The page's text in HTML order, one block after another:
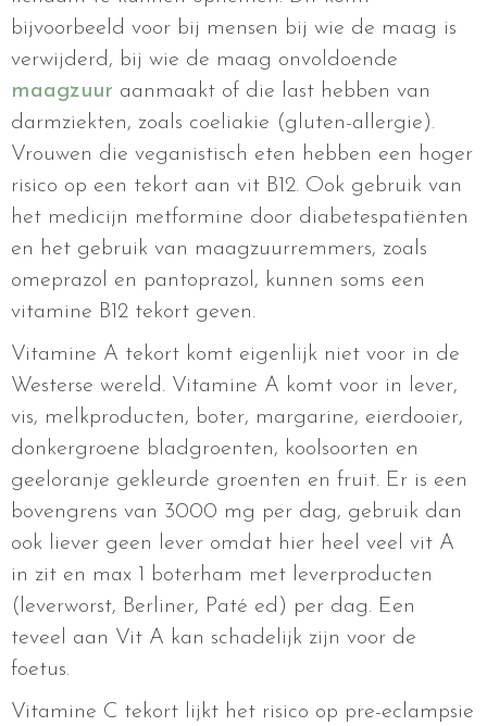
bijvoorbeeld voor bij mensen bij wie de maag is
verwijderd, bij wie de maag onvoldoende
maagzuur aanmaakt of die last hebben van
darmziekten, zoals coeliakie (gluten-allergie).
Vrouwen die veganistisch eten hebben een hoger
risico op een tekort aan vit B12. Ook gebruik van
het medicijn metformine door diabetespatiënten
en het gebruik van maagzuurremmers, zoals
omeprazol en pantoprazol, kunnen soms een
vitamine B12 tekort geven.
Vitamine A tekort komt eigenlijk niet voor in de
Westerse wereld. Vitamine A komt voor in lever,
vis, melkproducten, boter, margarine, eierdooier,
donkergroene bladgroenten, koolsoorten en
geeloranje gekleurde groenten en fruit. Er is een
bovengrens van 3000 mg per dag, gebruik dan
ook liever geen lever omdat hier heel veel vit A
in zit en max 1 boterham met leverproducten
(leverworst, Berliner, Paté ed) per dag. Een
teveel aan Vit A kan schadelijk zijn voor de
foetus.
Vitamine C tekort lijkt het risico op pre-eclampsie